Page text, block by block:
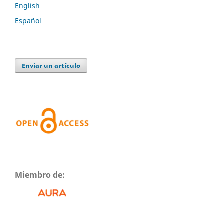
English
Español
Enviar un artículo
Miembro de: